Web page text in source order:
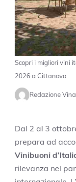
Scopri i migliori vini
2026 a Cittanova
Redazione
Dal 2 al 3
prepara ad
Vinibuoni
rilevanza nel